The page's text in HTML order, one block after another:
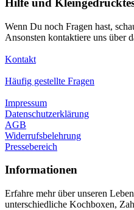
Hilfe und
Wenn Du noch Fragen hast,
Ansonsten kontaktiere uns über
Kontakt
Häufig gestellte Fragen
Impressum
Datenschutzerklärung
AGB
Widerrufsbelehrung
Pressebereich
Informationen
Erfahre mehr über unseren
unterschiedliche Kochboxen,